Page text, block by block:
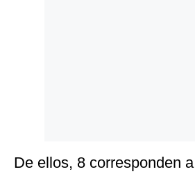
De ellos, 8 corresponden a